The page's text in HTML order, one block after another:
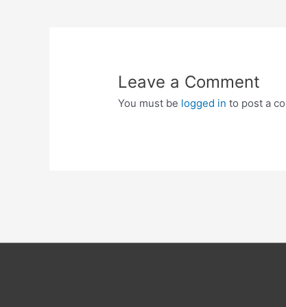
Leave a Comment
You must be logged in to post a